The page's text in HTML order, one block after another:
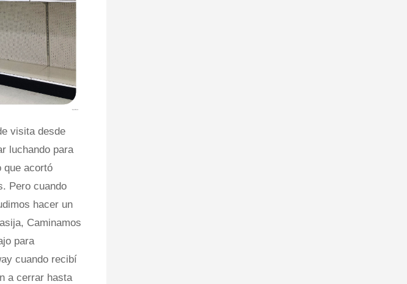
visita desde
luchando para
que acortó
Pero cuando
hacer un
Caminamos
para
cuando recibí
a cerrar hasta